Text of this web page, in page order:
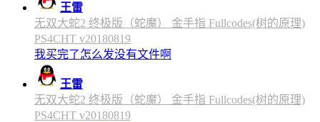
王雷
无双大蛇2 终极版（蛇魔） 金手指 Fullcodes(树的原理)
PS4CHT v20180819
我买完了怎么发没有文件啊
王雷
无双大蛇2 终极版（蛇魔） 金手指 Fullcodes(树的原理)
PS4CHT v20180819